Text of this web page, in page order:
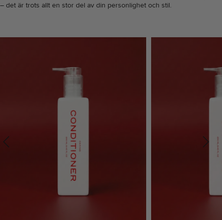
– det är trots allt en stor del av din personlighet och stil.